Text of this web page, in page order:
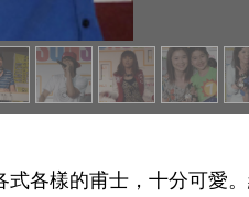
各樣的甫士，十分可愛